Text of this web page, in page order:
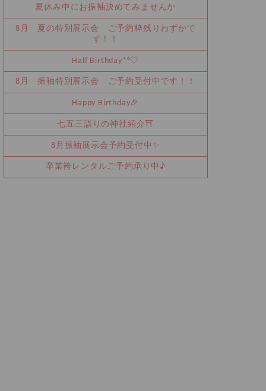
夏休み中にお振袖決めてみませんか
8月 夏の特別展示会 ご予約枠残りわずかで
す！！
Half Birthday‪‪*°♡
8月 振袖特別展示会 ご予約受付中です！！
Happy Birthday🎉
七五三詣りの神社紹介⛩️
8月振袖展示会予約受付中✨
卒業袴レンタルご予約承り中♪